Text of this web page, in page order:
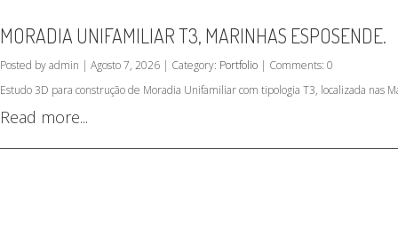
MORADIA UNIFAMILIAR T3, MARINHAS ESPOSENDE.
Posted by admin | Agosto 7, 2026 | Category: Portfolio | Comments: 0
Estudo 3D para construção de Moradia Unifamiliar com tipologia T3, localizada nas
Read more...